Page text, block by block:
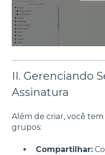
II. Gerenciando
Assinatura
Além de criar, você
grupos:
Compartilhar: